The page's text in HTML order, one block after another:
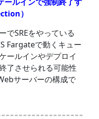
）
でSREをやっている
Fargateで動くキュー
ールインやデプロイ
了させられる可能性
サーバーの構成で